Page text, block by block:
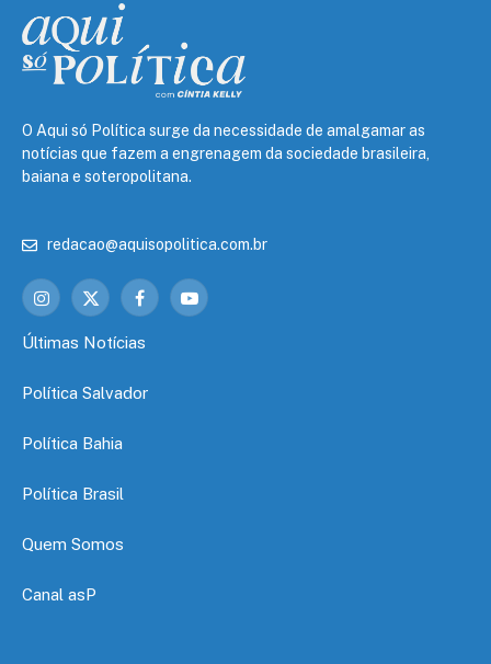
O Aqui só Política surge da necessidade de amalgamar as
notícias que fazem a engrenagem da sociedade brasileira,
baiana e soteropolitana.
redacao@aquisopolitica.com.br
Instagram
X
FacebookYouTube
Últimas Notícias
Política Salvador
Política Bahia
Política Brasil
Quem Somos
Canal asP